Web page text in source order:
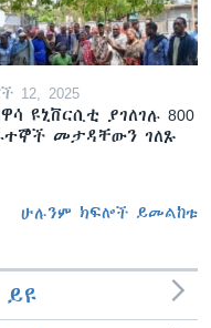
12, 2025
ዩኒቨርሲቲ ያገለገሉ 800
መታዳቸውን ገለጹ
ሁሉንም ክፍሎች ይመልከቱ